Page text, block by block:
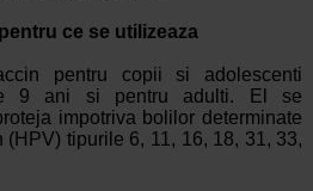
ce se utilizeaza
pentru copii si adolescenti
9 ani si pentru adulti. El se
impotriva bolilor determinate
tipurile 6, 11, 16, 18, 31, 33,